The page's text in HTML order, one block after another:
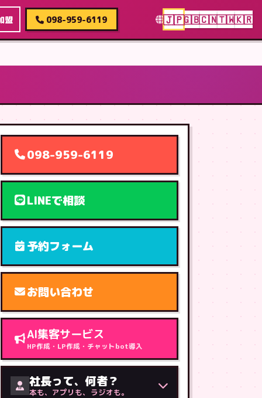
盟 098-959-6119 🇯🇵🇬🇧🇨🇳🇹🇼🇰🇷
098-959-6119
LINEで相談
予約フォーム
お問い合わせ
AI集客サービス
HP作成・LP作成・チャットbot導入
社長って、何者？
本も、アプリも、ラジオも。